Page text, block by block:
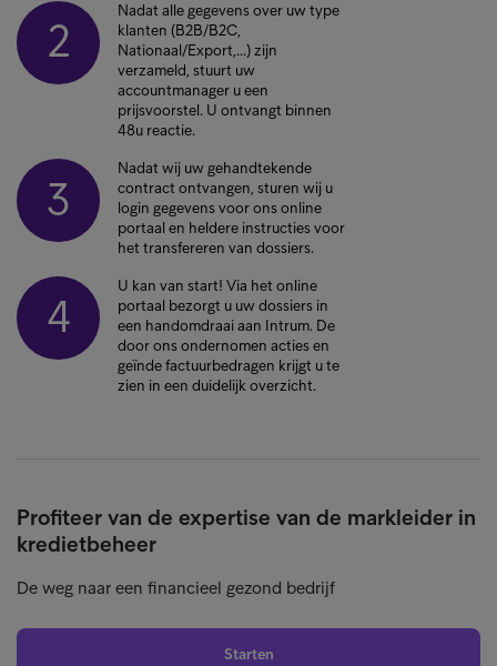
2
Nadat alle gegevens over uw type
klanten (B2B/B2C,
Nationaal/Export,…) zijn
verzameld, stuurt uw
accountmanager u een
prijsvoorstel. U ontvangt binnen
48u reactie.
3
Nadat wij uw gehandtekende
contract ontvangen, sturen wij u
login gegevens voor ons online
portaal en heldere instructies voor
het transfereren van dossiers.
4
U kan van start! Via het online
portaal bezorgt u uw dossiers in
een handomdraai aan Intrum. De
door ons ondernomen acties en
geïnde factuurbedragen krijgt u te
zien in een duidelijk overzicht.
Profiteer van de expertise van de markleider in
kredietbeheer
De weg naar een financieel gezond bedrijf
Starten